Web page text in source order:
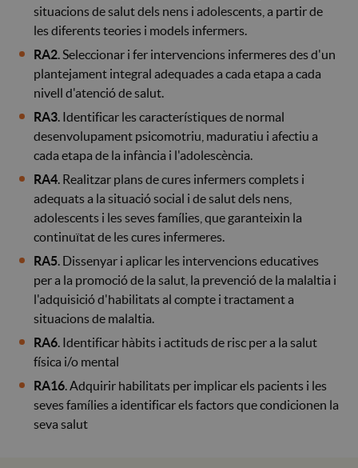
situacions de salut dels nens i adolescents, a partir de
les diferents teories i models infermers.
RA2 . Seleccionar i fer intervencions infermeres des d'un
plantejament integral adequades a cada etapa a cada
nivell d'atenció de salut.
RA3 . Identificar les característiques de normal
desenvolupament psicomotriu, maduratiu i afectiu a
cada etapa de la infància i l'adolescència.
RA4 . Realitzar plans de cures infermers complets i
adequats a la situació social i de salut dels nens,
adolescents i les seves famílies, que garanteixin la
continuïtat de les cures infermeres.
RA5 . Dissenyar i aplicar les intervencions educatives
per a la promoció de la salut, la prevenció de la malaltia i
l'adquisició d'habilitats al compte i tractament a
situacions de malaltia.
RA6 . Identificar hàbits i actituds de risc per a la salut
física i/o mental
RA16 . Adquirir habilitats per implicar els pacients i les
seves famílies a identificar els factors que condicionen la
seva salut